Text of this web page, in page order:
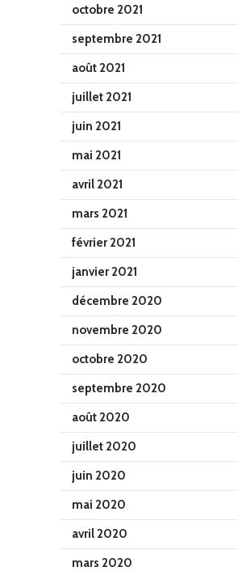
octobre 2021
septembre 2021
août 2021
juillet 2021
juin 2021
mai 2021
avril 2021
mars 2021
février 2021
janvier 2021
décembre 2020
novembre 2020
octobre 2020
septembre 2020
août 2020
juillet 2020
juin 2020
mai 2020
avril 2020
mars 2020